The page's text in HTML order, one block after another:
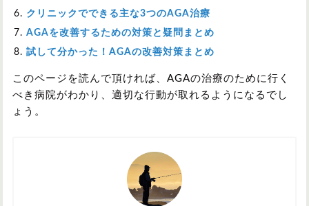
クリニックでできる主な3つのAGA治療
AGAを改善するための対策と疑問まとめ
試して分かった！AGAの改善対策まとめ
このページを読んで頂ければ、AGAの治療のために行く
べき病院がわかり、適切な行動が取れるようになるでし
ょう。